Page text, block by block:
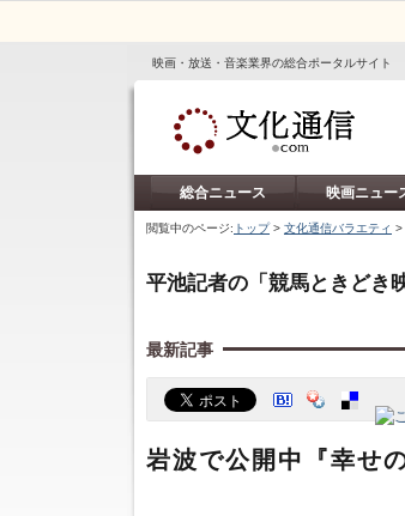
映画・放送・音楽業界の総合ポータルサイト
総合ニュース 映画ニュー
閲覧中のページ: トップ> 文化通信バラエティ >
平池記者の「競馬ときどき
最新記事
岩波で公開中『幸せ